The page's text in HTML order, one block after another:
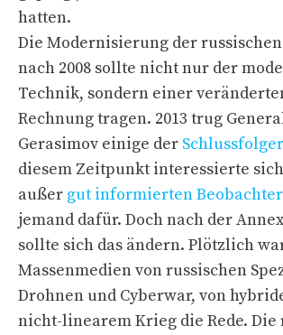
hatten.
Die Modernisierung der
nach 2008 sollte nicht nur der
Technik, sondern einer
Rechnung tragen. 2013 trug
Gerasimov einige der
diesem Zeitpunkt interessierte
außer gut informierten
jemand dafür. Doch nach der
sollte sich das ändern. Plötzlich
Massenmedien von russischen
Drohnen und Cyberwar, von
nicht-linearem Krieg die Rede. Die